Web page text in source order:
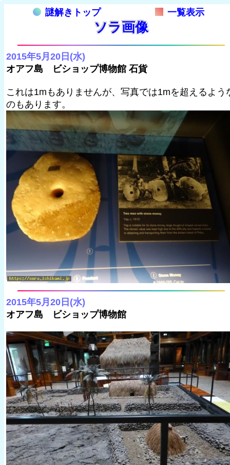
謎解きトップ 一覧表示
ソラ画像
2015年5月20日(水)
オアフ島 ビショップ博物館 石貨
これは1mもありませんが、写真では1mを超えるよう
のもあります。
2015年5月20日(水)
オアフ島 ビショップ博物館